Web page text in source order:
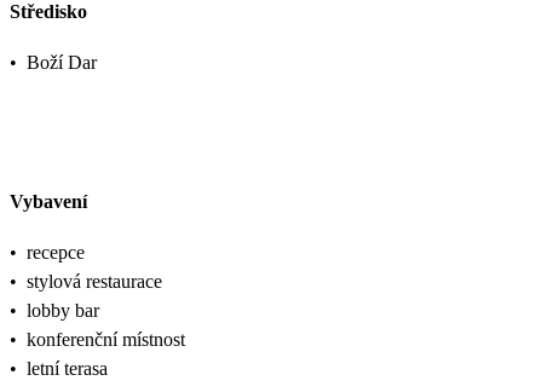
Středisko
• Boží Dar
Vybavení
• recepce
• stylová restaurace
• lobby bar
• konferenční místnost
• letní terasa